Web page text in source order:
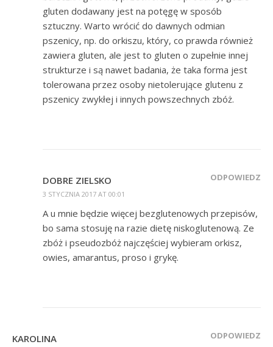
gluten dodawany jest na potęgę w sposób
sztuczny. Warto wrócić do dawnych odmian
pszenicy, np. do orkiszu, który, co prawda również
zawiera gluten, ale jest to gluten o zupełnie innej
strukturze i są nawet badania, że taka forma jest
tolerowana przez osoby nietolerujące glutenu z
pszenicy zwykłej i innych powszechnych zbóż.
DOBRE ZIELSKO
3 STYCZNIA 2017 AT 00:01
ODPOWIEDZ
A u mnie będzie więcej bezglutenowych przepisów,
bo sama stosuję na razie dietę niskoglutenową. Ze
zbóż i pseudozbóż najczęściej wybieram orkisz,
owies, amarantus, proso i grykę.
KAROLINA ODPOWIEDZ